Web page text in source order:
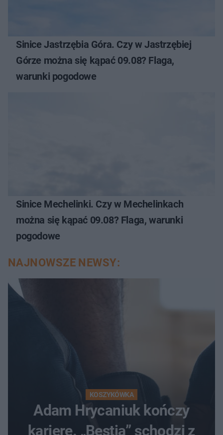
Sinice Jastrzębia Góra. Czy w Jastrzębiej
Górze można się kąpać 09.08? Flaga,
warunki pogodowe
Sinice Mechelinki. Czy w Mechelinkach
można się kąpać 09.08? Flaga, warunki
pogodowe
NAJNOWSZE NEWSY:
KOSZYKÓWKA
Adam Hrycaniuk kończy
karierę. „Bestia” schodzi z